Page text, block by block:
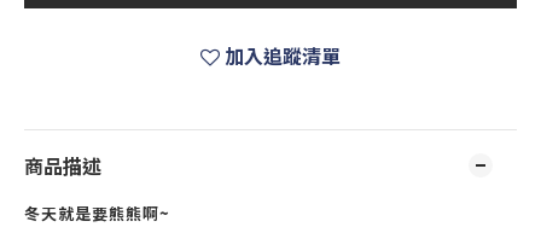
加入追蹤清單
商品描述
冬天就是要熊熊啊~